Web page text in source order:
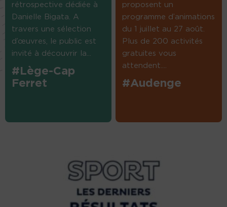
rétrospective dédiée à
Danielle Bigata. A
travers une sélection
d’œuvres, le public est
invité à découvrir la...
#Lège-Cap
Ferret
proposent un
programme d’animations
du 1 juillet au 27 août.
Plus de 200 activités
gratuites vous
attendent....
#Audenge